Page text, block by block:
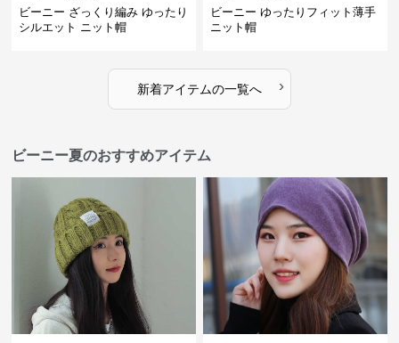
ビーニー ざっくり編み ゆったり
シルエット ニット帽
ビーニー ゆったりフィット薄手
ニット帽
新着アイテムの一覧へ ›
ビーニー夏のおすすめアイテム